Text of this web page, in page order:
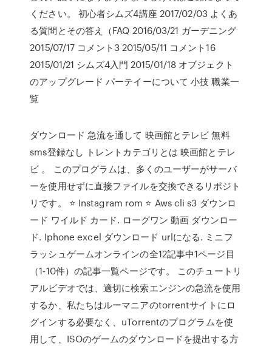
ください。 初心者シムズ4講座 2017/02/03 よくあ
る質問とその答え（FAQ 2016/03/21 ガーデニング
2015/07/17 コメント3 2015/05/11 コメント16
2015/01/21 シムズ4入門 2015/01/18 オブジェクト
のアップグレード パーテイーについて 小技 職業一
覧
ダウンロード 急流を通して 映画館とテレビ 無料
sms登録なし トレントカテゴリとは 映画館とテレ
ビ 。 このプログラムは、多くのユーザーがサーバ
ーを使用せずに直接ファイルを交換できるリポジト
リです。 ⭐ Instagram rom ⭐ Aws cli s3 ダウンロ
ード ワイルド カード. ローグワン 動画 ダウンロー
ド. Iphone excel ダウンロード urlになる. ミニフ
ラッシュゲームオンラインの全12記事中1ページ目
（1-10件）の記事一覧ページです。 このチュートリ
アルビデオでは、適切に検索エンジンの急流を使用
するか、私たちはルーマニアのtorrentサイトにロ
グインする必要なく、uTorrentのプログラムを使
用して、ISOのゲームのダウンロードを提出する方